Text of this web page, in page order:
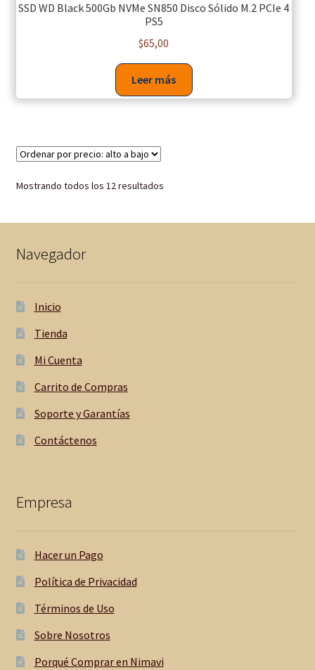
SSD WD Black 500Gb NVMe SN850 Disco Sólido M.2 PCIe 4
PS5
$65,00
Leer más
Mostrando todos los 12 resultados
Navegador
Inicio
Tienda
Mi Cuenta
Carrito de Compras
Soporte y Garantías
Contáctenos
Empresa
Hacer un Pago
Política de Privacidad
Términos de Uso
Sobre Nosotros
Porqué Comprar en Nimavi